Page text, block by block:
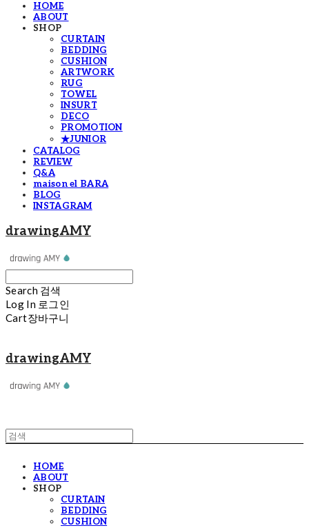
HOME
ABOUT
SHOP
CURTAIN
BEDDING
CUSHION
ARTWORK
RUG
TOWEL
INSURT
DECO
PROMOTION
★JUNIOR
CATALOG
REVIEW
Q&A
maison el BARA
BLOG
INSTAGRAM
drawingAMY
Search 검색
Log In 로그인
Cart장바구니
drawingAMY
HOME
ABOUT
SHOP
CURTAIN
BEDDING
CUSHION